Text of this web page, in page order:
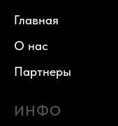
Главная
О нас
Партнеры
ИНФО